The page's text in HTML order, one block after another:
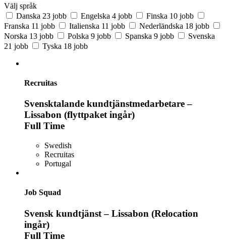
Välj språk
Danska 23 jobb Engelska 4 jobb Finska 10 jobb
Franska 11 jobb Italienska 11 jobb Nederländska 18 jobb
Norska 13 jobb Polska 9 jobb Spanska 9 jobb
Svenska
21 jobb
Tyska 18 jobb
Recruitas
Svensktalande kundtjänstmedarbetare –
Lissabon (flyttpaket ingår)
Full Time
Swedish
Recruitas
Portugal
Job Squad
Svensk kundtjänst – Lissabon (Relocation
ingår)
Full Time